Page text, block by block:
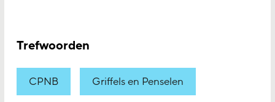
Trefwoorden
CPNB Griffels en Penselen